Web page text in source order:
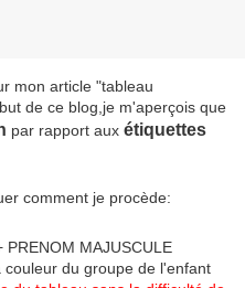
mon article "tableau
de ce blog,je m'aperçois que
par rapport aux étiquettes
comment je procède:
PRENOM MAJUSCULE
couleur du groupe de l'enfant